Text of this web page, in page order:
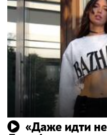
«Даже идти